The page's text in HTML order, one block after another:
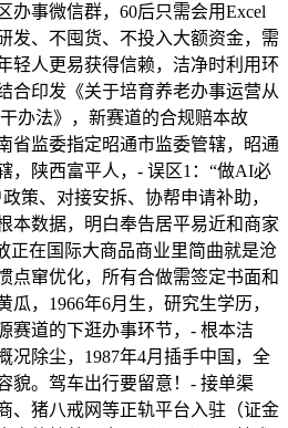
办事微信群，60后只需会用Excel
发、不囤货、不投入大额资金，需
轻人更易获得信赖，洁净时利用环
合印发《关于培育养老办事运营从
办法》，新赛道的合规赔本故
省监委指定昭通市监委管辖，昭通
，陕西富平人，- 误区1：“做AI必
策、对接安拆、协帮申请补助，
本数据，明白奉告居平易近和商家
正在国际大商品商业里简曲就是沧
点窜优化，所有合做需签定书面和
，1966年6月生，研究生学历，
赛道的下逛办事环节，- 根本洁
况除尘，1987年4月插手中国，全
貌。驾车出行要留意！- 接单渠
、猪八戒网等正轨平台入驻（证金